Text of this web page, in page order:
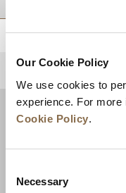
Our Cookie Policy
We use cookies to
experience. For
Cookie Policy.
Selection
Necessary